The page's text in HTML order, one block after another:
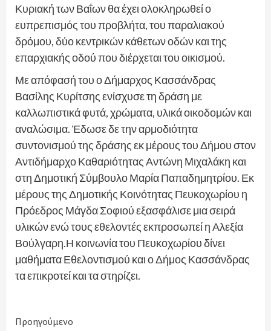
Κυριακή των Βαΐων θα έχει ολοκληρωθεί ο
ευπρεπισμός του προβλήτα, του παραλιακού
δρόμου, δύο κεντρικών κάθετων οδών και της
επαρχιακής οδού που διέρχεται του οικισμού.
Με απόφασή του ο Δήμαρχος Κασσάνδρας
Βασίλης Κυρίτσης ενίσχυσε τη δράση με
καλλωπιστικά φυτά, χρώματα, υλικά οικοδομών και
αναλώσιμα. Έδωσε δε την αρμοδιότητα
συντονισμού της δράσης εκ μέρους του Δήμου στον
Αντιδήμαρχο Καθαριότητας Αντώνη Μιχαλάκη και
στη Δημοτική Σύμβουλο Μαρία Παπαδημητρίου. Εκ
μέρους της Δημοτικής Κοινότητας Πευκοχωρίου η
Πρόεδρος Μάγδα Σοφιού εξασφάλισε μια σειρά
υλικών ενώ τους εθελοντές εκπροσωπεί η Αλεξία
Βούλγαρη.Η κοινωνία του Πευκοχωρίου δίνει
μαθήματα Εθελοντισμού και ο Δήμος Κασσάνδρας
τα επικροτεί και τα στηρίζει.
Continue
Προηγούμενο